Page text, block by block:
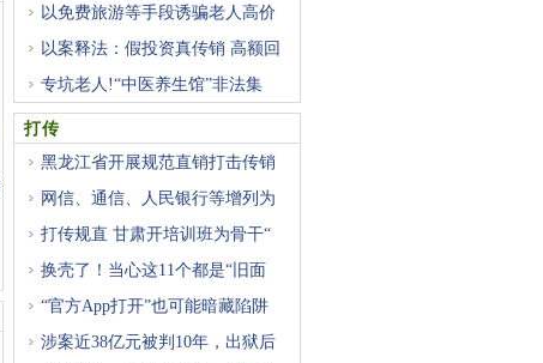
以免费旅游等手段诱骗老人高价
以案释法：假投资真传销 高额回
专坑老人!“中医养生馆”非法集
打传
黑龙江省开展规范直销打击传销
网信、通信、人民银行等增列为
打传规直 甘肃开培训班为骨干“
换壳了！当心这11个都是“旧面
“官方App打开”也可能暗藏陷阱
涉案近38亿元被判10年，出狱后